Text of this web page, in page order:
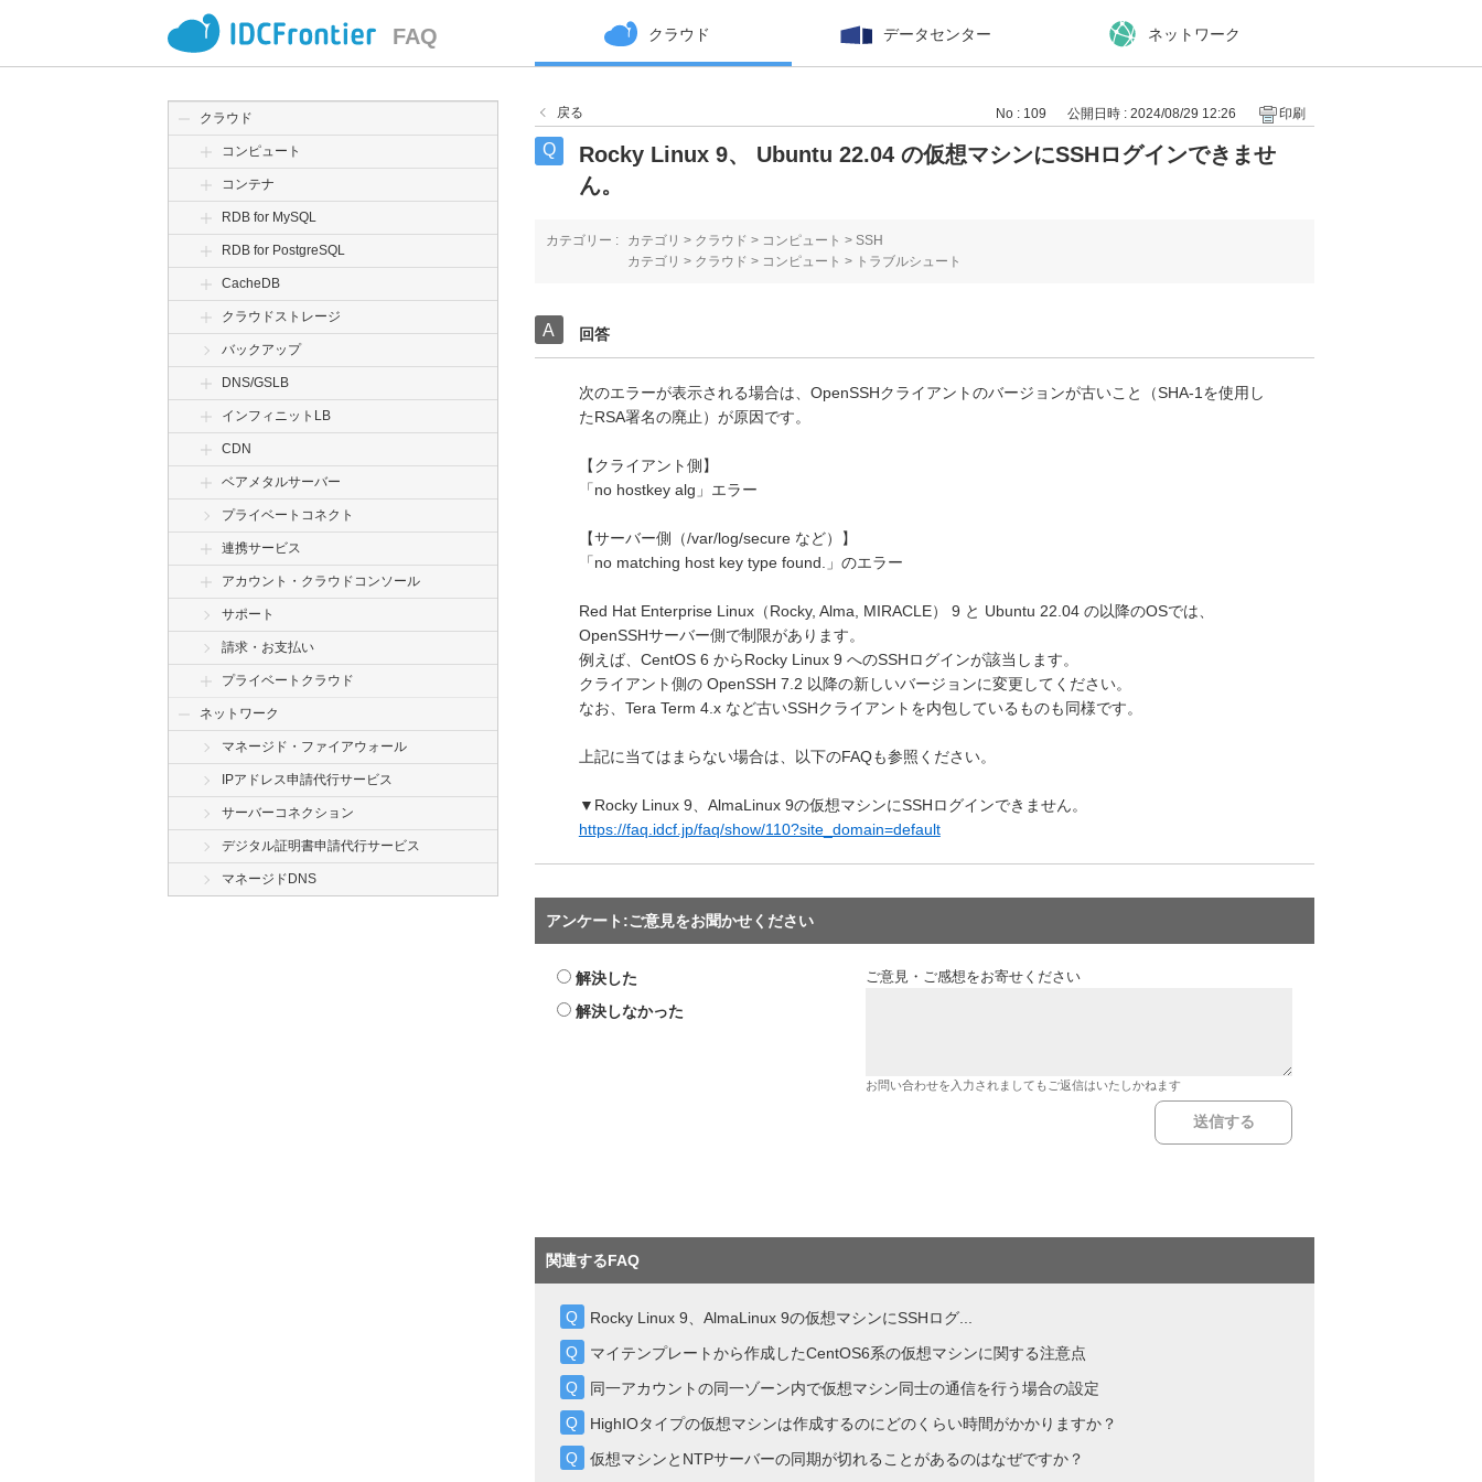
FAQ クラウド データセンター ネットワーク
クラウド
コンピュート
コンテナ
RDB for MySQL
RDB for PostgreSQL
CacheDB
クラウドストレージ
バックアップ
DNS/GSLB
インフィニットLB
CDN
ベアメタルサーバー
プライベートコネクト
連携サービス
アカウント・クラウドコンソール
サポート
請求・お支払い
プライベートクラウド
ネットワーク
マネージド・ファイアウォール
IPアドレス申請代行サービス
サーバーコネクション
デジタル証明書申請代行サービス
マネージドDNS
戻る No : 109 公開日時 : 2024/08/29 12:26 印刷
Rocky Linux 9、 Ubuntu 22.04 の仮想マシンにSSHログインできませ
ん。
カテゴリー : カテゴリ > クラウド > コンピュート > SSH
カテゴリ > クラウド > コンピュート > トラブルシュート
回答
次のエラーが表示される場合は、OpenSSHクライアントのバージョンが古いこと（SHA-1を使用し
たRSA署名の廃止）が原因です。
【クライアント側】
「no hostkey alg」エラー
【サーバー側（/var/log/secure など）】
「no matching host key type found.」のエラー
Red Hat Enterprise Linux（Rocky, Alma, MIRACLE） 9 と Ubuntu 22.04 の以降のOSでは、
OpenSSHサーバー側で制限があります。
例えば、CentOS 6 からRocky Linux 9 へのSSHログインが該当します。
クライアント側の OpenSSH 7.2 以降の新しいバージョンに変更してください。
なお、Tera Term 4.x など古いSSHクライアントを内包しているものも同様です。
上記に当てはまらない場合は、以下のFAQも参照ください。
▼Rocky Linux 9、AlmaLinux 9の仮想マシンにSSHログインできません。
https://faq.idcf.jp/faq/show/110?site_domain=default
アンケート:ご意見をお聞かせください
解決した
解決しなかった
ご意見・ご感想をお寄せください
お問い合わせを入力されましてもご返信はいたしかねます
関連するFAQ
Rocky Linux 9、AlmaLinux 9の仮想マシンにSSHログ...
マイテンプレートから作成したCentOS6系の仮想マシンに関する注意点
同一アカウントの同一ゾーン内で仮想マシン同士の通信を行う場合の設定
HighIOタイプの仮想マシンは作成するのにどのくらい時間がかかりますか？
仮想マシンとNTPサーバーの同期が切れることがあるのはなぜですか？